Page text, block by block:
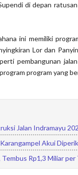
di depan
ini memiliki
Lor dan
pembangunan
program yang
Jalan Indramayu
Akui
Rp1,3 Miliar per